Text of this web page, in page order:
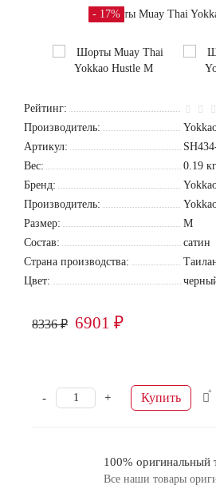
- 17%
Рейтинг:
Производитель:
Артикул:
Вес:
0.19кг
Бренд:
Производитель:
Размер:
M
Состав:
сатин
Страна производства:
Цвет:
8336 ₽ 6901 ₽
+
- Купить
100% оригинальный
Все наши товары